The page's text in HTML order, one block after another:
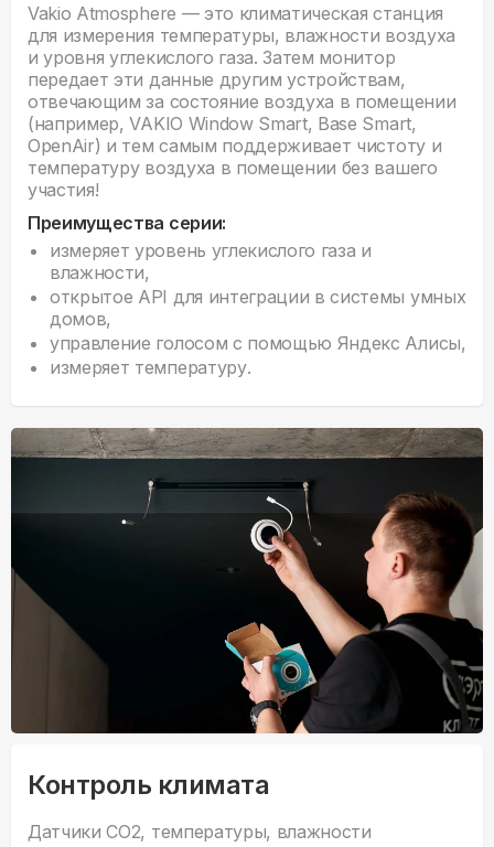
Vakio Atmosphere — это климатическая станция
для измерения температуры, влажности воздуха
и уровня углекислого газа. Затем монитор
передает эти данные другим устройствам,
отвечающим за состояние воздуха в помещении
(например, VAKIO Window Smart, Base Smart,
OpenAir) и тем самым поддерживает чистоту и
температуру воздуха в помещении без вашего
участия!
Преимущества серии:
измеряет уровень углекислого газа и
влажности,
открытое API для интеграции в системы умных
домов,
управление голосом с помощью Яндекс Алисы,
измеряет температуру.
Контроль климата
Датчики CO2, температуры, влажности